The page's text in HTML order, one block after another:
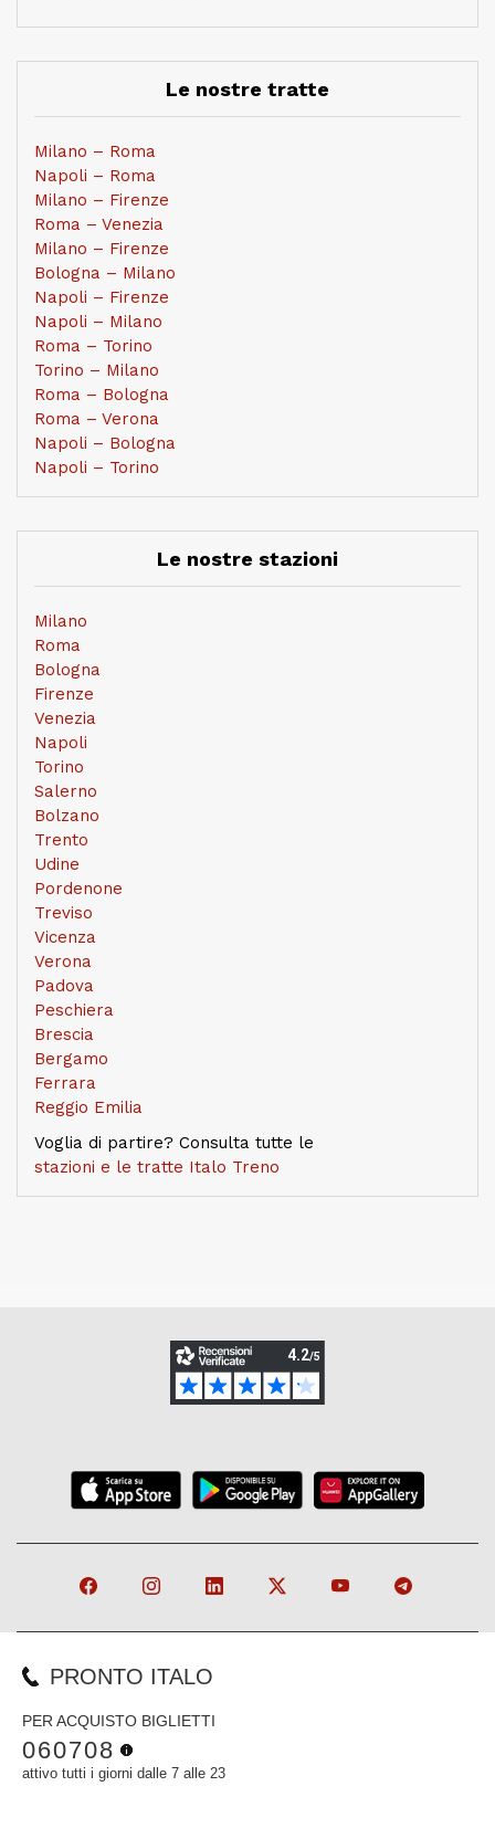
Le nostre tratte
Milano – Roma
Napoli – Roma
Milano – Firenze
Roma – Venezia
Milano – Firenze
Bologna – Milano
Napoli – Firenze
Napoli – Milano
Roma – Torino
Torino – Milano
Roma – Bologna
Roma – Verona
Napoli – Bologna
Napoli – Torino
Le nostre stazioni
Milano
Roma
Bologna
Firenze
Venezia
Napoli
Torino
Salerno
Bolzano
Trento
Udine
Pordenone
Treviso
Vicenza
Verona
Padova
Peschiera
Brescia
Bergamo
Ferrara
Reggio Emilia
Voglia di partire? Consulta tutte le
stazioni e le tratte Italo Treno
PRONTO ITALO
PER ACQUISTO BIGLIETTI
060708
attivo tutti i giorni dalle 7 alle 23